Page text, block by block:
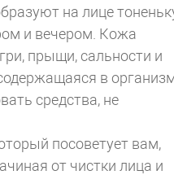
на лице
и вечером. Кожа
прыщи, сальности и
в
средства, не
посоветует вам,
от чистки лица и